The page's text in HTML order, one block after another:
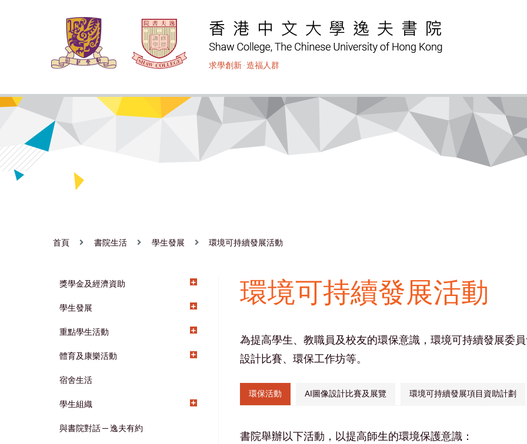
求學創新‧造福人群
首頁 書院生活 學生發展 環境可持續發展活動
獎學金及經濟資助
學生發展
重點學生活動
體育及康樂活動
宿舍生活
學生組織
與書院對話 ─ 逸夫有約
環境可持續發展活動
為提高學生、教職員及校友的環保意識，環境可持續發展委
設計比賽、環保工作坊等。
環保活動 AI圖像設計比賽及展覽 環境可持續發展項目資助計劃
書院舉辦以下活動，以提高師生的環境保護意識：